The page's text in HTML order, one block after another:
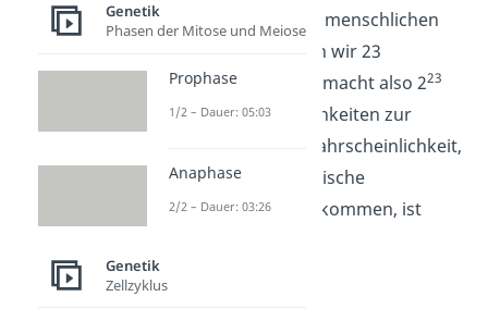
Gehen wir von einer menschlichen
Keimzelle aus, haben wir 23
Chromosomen. Das macht also 223
(= 8.388.608) Möglichkeiten zur
Kombination. Die Wahrscheinlichkeit,
zwei genetisch identische
Nachkommen zu bekommen, ist
Genetik
Phasen der Mitose und Meiose
Prophase
1/2 – Dauer: 05:03
Anaphase
2/2 – Dauer: 03:26
Genetik
Zellzyklus